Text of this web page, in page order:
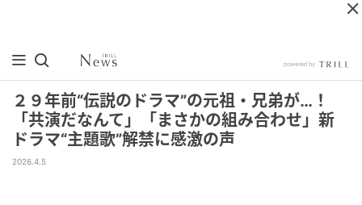
２９年前“伝説のドラマ”の元祖・兄弟が…！
「共演だなんて」「まさかの組み合わせ」新
ドラマ“主題歌”解禁に感激の声
2026.4.5